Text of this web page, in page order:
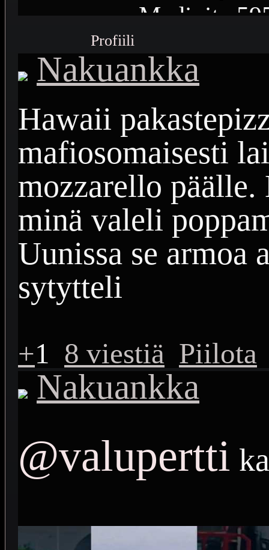
Medioita
Plussia
Saavutuksia
Profiili
Nakuankka
Hawaii
mafiosomaisesti
mozzarello
minä valeli
Uunissa se armoa
sytytteli
+1 8 viestiä Piilota
Nakuankka
@valupertti